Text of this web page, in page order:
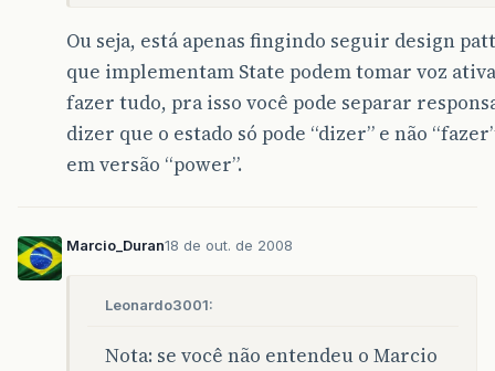
Ou seja, está apenas fingindo seguir design
que implementam State podem tomar voz
fazer tudo, pra isso você pode separar
dizer que o estado só pode “dizer” e não
em versão “power”.
Marcio_Duran18 de out. de 2008
Leonardo3001:
Nota: se você não entendeu o Marcio